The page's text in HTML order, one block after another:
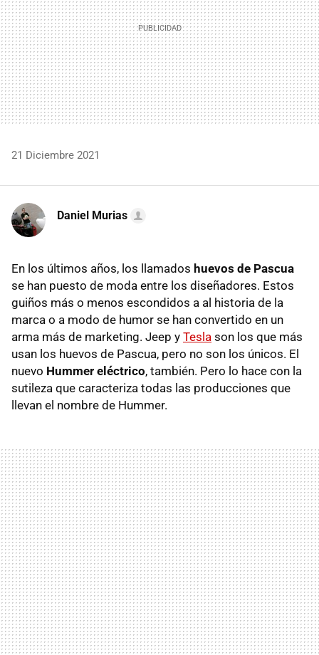
21 Diciembre 2021
Daniel Murias
En los últimos años, los llamados huevos de Pascua
se han puesto de moda entre los diseñadores. Estos
guiños más o menos escondidos a al historia de la
marca o a modo de humor se han convertido en un
arma más de marketing. Jeep y Tesla son los que más
usan los huevos de Pascua, pero no son los únicos. El
nuevo Hummer eléctrico, también. Pero lo hace con la
sutileza que caracteriza todas las producciones que
llevan el nombre de Hummer.